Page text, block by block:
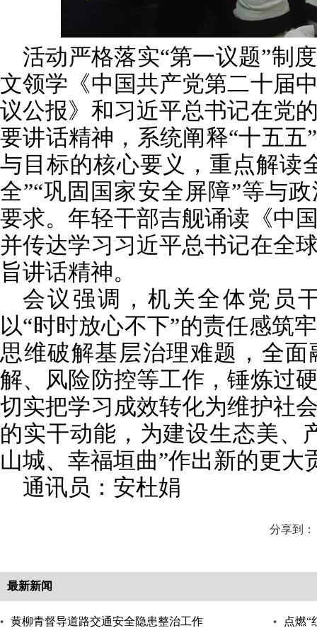
活动严格落实“第一议题”制
文领学《中国共产党第二十届
议公报》和习近平总书记在党
要讲话精神，系统阐释“十五五
与目标的核心要义，重点解读
全”“巩固国家安全屏障”等与
要求。年轻干部吉舰诵读《中
并传达学习习近平总书记在全
旨讲话精神。
会议强调，机关全体党员
以“时时放心不下”的责任感筑
思维破解基层治理难题，全
解、风险防控等工作，锤炼过
切实把学习成效转化为维护社
的实干动能，为建设生态美、
山城、幸福垣曲”作出新的更大
通讯员：安杜娟
分享到：
最新新闻
黄柳青督导道路交通安全隐患整治工作
点燃“